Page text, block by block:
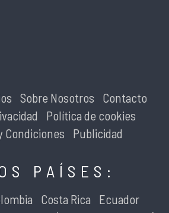
Sobre Nosotros
Contacto
Política de cookies
Condiciones
Publicidad
PAÍSES:
Costa Rica
Ecuador